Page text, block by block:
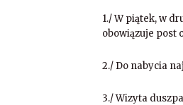
1./ W piątek, w
obowiązuje post
2./ Do nabycia
3./ Wizyta